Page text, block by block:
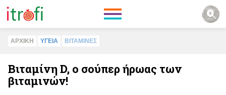
ΑΡΧΙΚΗ ΥΓΕΙΑ ΒΙΤΑΜΙΝΕΣ
Βιταμίνη D, ο σούπερ ήρωας των
βιταμινών!